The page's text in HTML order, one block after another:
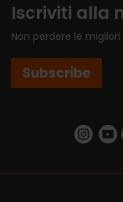
Iscriviti alla
Non perdere le
Subscribe
https://